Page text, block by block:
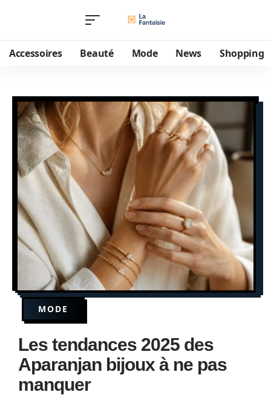
Accessoires Beauté Mode News Shopping
MODE
Les tendances 2025 des
Aparanjan bijoux à ne pas
manquer